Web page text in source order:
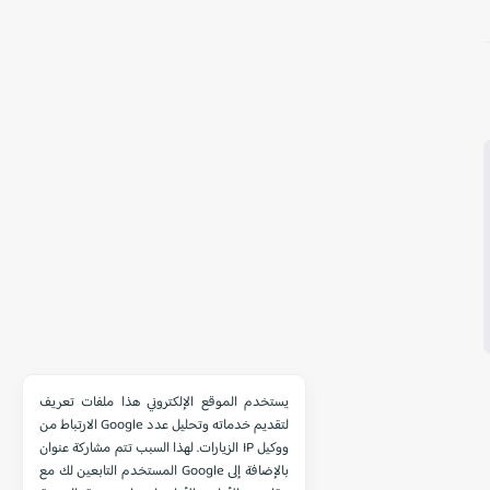
يستخدم الموقع الإلكتروني هذا ملفات تعريف
الارتباط من Google لتقديم خدماته وتحليل عدد
الزيارات. لهذا السبب تتم مشاركة عنوان IP ووكيل
المستخدم التابعين لك مع Google بالإضافة إلى